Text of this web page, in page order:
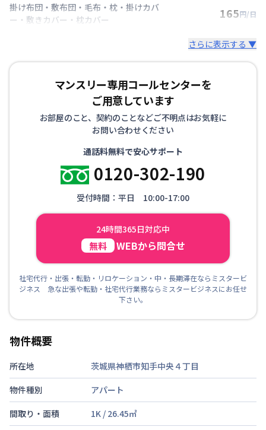
掛け布団・敷布団・毛布・枕・掛けカバ
ー・敷きカバー・枕カバー
165円/日
さらに表示する ▼
マンスリー専用コールセンターを
ご用意しています
お部屋のこと、契約のことなどご不明点はお気軽に
お問い合わせください
通話料無料で安心サポート
0120-302-190
受付時間：平日 10:00-17:00
24時間365日対応中
無料 WEBから問合せ
社宅代行・出張・転勤・リロケーション・中・長期滞在ならミスタービ
ジネス 急な出張や転勤・社宅代行業務ならミスタービジネスにお任せ
下さい。
物件概要
所在地
茨城県神栖市知手中央４丁目
物件種別
アパート
間取り・面積
1K / 26.45㎡